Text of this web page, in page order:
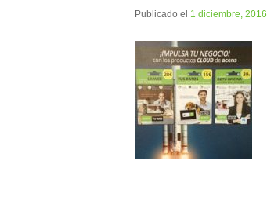
Publicado el 1 diciembre, 2016